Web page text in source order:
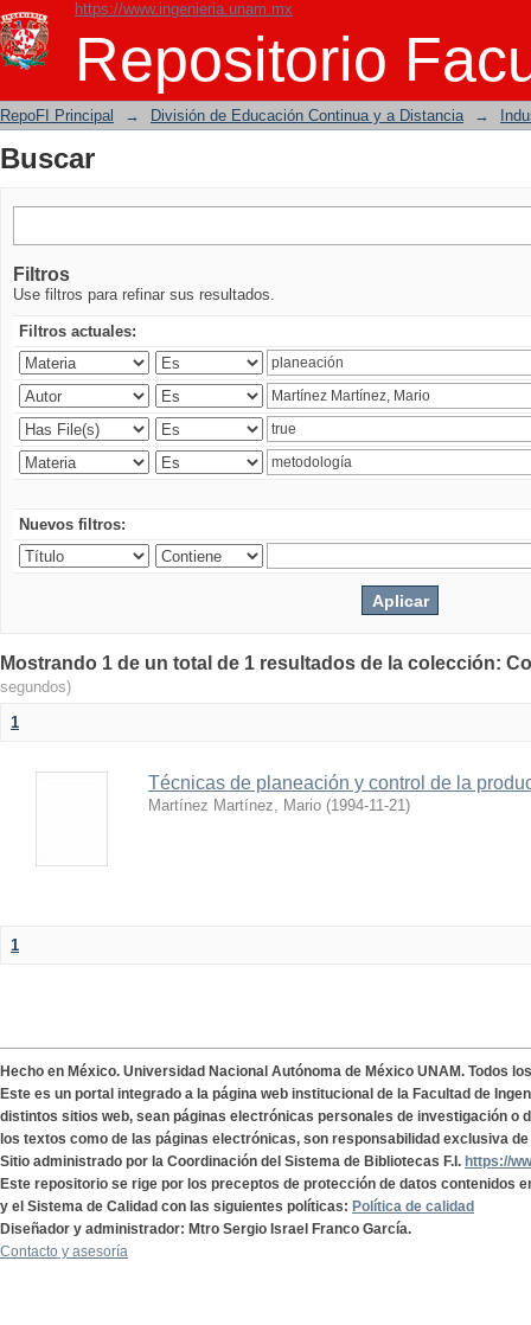
https://www.ingenieria.unam.mx
Repositorio
Buscar
RepoFI Principal → División de Educación Continua y a Distancia →
Buscar
Filtros
Use filtros para refinar sus resultados.
Filtros actuales:
Nuevos filtros:
Mostrando 1 de un total de 1 resultados de la colección:
segundos)
1
Técnicas de planeación y control de la
Martínez Martínez, Mario (1994-11-21)
1
Hecho en México. Universidad Nacional Autónoma de México UNAM. Todos
Este es un portal integrado a la página web institucional de la Facultad de
distintos sitios web, sean páginas electrónicas personales de investigación o
los textos como de las páginas electrónicas, son responsabilidad exclusiva
Sitio administrado por la Coordinación del Sistema de Bibliotecas F.I. https://
Este repositorio se rige por los preceptos de protección de datos contenidos
y el Sistema de Calidad con las siguientes políticas: Política de calidad
Diseñador y administrador: Mtro Sergio Israel Franco García.
Contacto y asesoría